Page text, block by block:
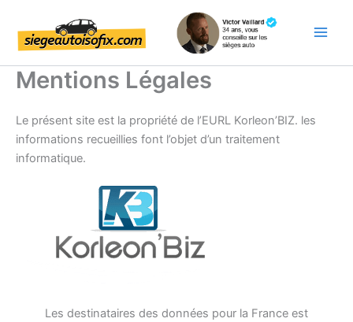
contenu
Mentions Légales
Le présent site est la propriété de l’EURL Korleon’BIZ. les
informations recueillies font l’objet d’un traitement
informatique.
Les destinataires des données pour la France est